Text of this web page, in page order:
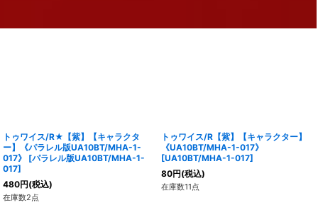
トゥワイス/R★【紫】【キャラクタ
ー】《パラレル版UA10BT/MHA-1-
017》
[パラレル版UA10BT/MHA-1-
017]
480円(税込)
在庫数2点
トゥワイス/R【紫】【キャラクター】
《UA10BT/MHA-1-017》
[UA10BT/MHA-1-017]
80円(税込)
在庫数11点